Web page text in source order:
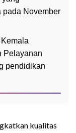
pada November
Pelayanan
pendidikan
kualitas